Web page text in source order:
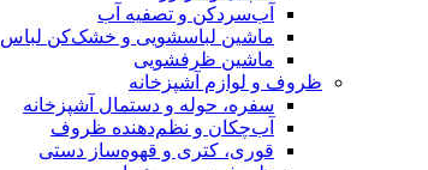
آب‌سردکن و تصفیه آب
ماشین لباسشویی و خشک‌کن لباس
ماشین ظرفشویی
ظروف و لوازم آشپزخانه
سفره، حوله و دستمال آشپزخانه
آب‌چکان و نظم‌دهنده ظروف
قوری، کتری و قهوه‌ساز دستی